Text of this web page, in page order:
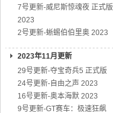
7号更新-威尼斯惊魂夜 正式版
2023
2号更新-蜥蜴伯伯里奥 2023
2023年11月更新
29号更新-夺宝奇兵5 正式版
24号更新-自由之声 2023
16号更新-奥本海默 2023
9号更新-GT赛车：极速狂飙